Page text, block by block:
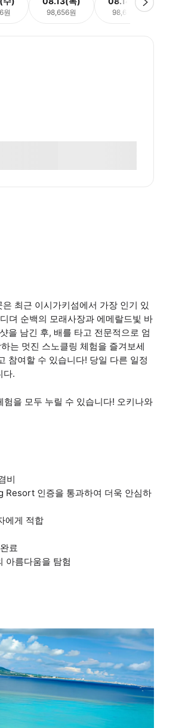
원 98,656원 98,656원
최근 이시가키섬에서 가장 인기 있
뎌 순백의 모래사장과 에메랄드빛 바
을 남긴 후, 배를 타고 전문적으로 엄
는 멋진 스노클링 체험을 즐겨보세
참여할 수 있습니다! 당일 다른 일정
다.
을 모두 누릴 수 있습니다! 오키나와
비
Resort 인증을 통과하여 더욱 안심하
에게 적합
료
아름다움을 탐험